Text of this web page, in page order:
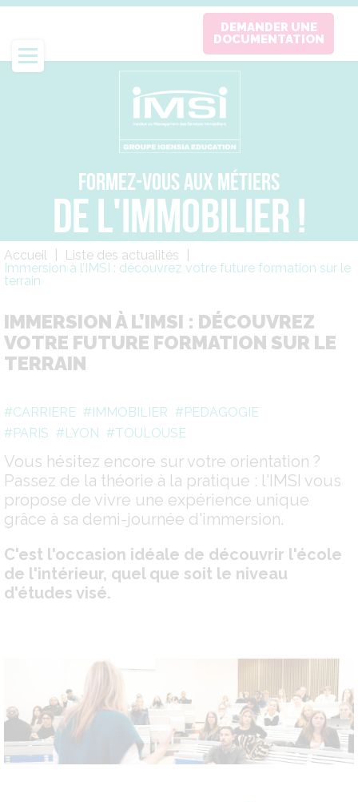
Aller
contenu
principal
DEMANDER UNE
DOCUMENTATION
FORMEZ-VOUS AUX MÉTIERS
DE L'IMMOBILIER !
Fil
d'Ariane
Accueil
Liste des actualités
Immersion à l’IMSI : découvrez votre future formation sur le
terrain
IMMERSION À L’IMSI : DÉCOUVREZ
VOTRE FUTURE FORMATION SUR LE
TERRAIN
#CARRIERE #IMMOBILIER #PEDAGOGIE
#PARIS #LYON #TOULOUSE
Vous hésitez encore sur votre orientation ?
Passez de la théorie à la pratique : l'IMSI vous
propose de vivre une expérience unique
grâce à sa demi-journée d'immersion.
C'est l'occasion idéale de découvrir l'école
de l'intérieur, quel que soit le niveau
d'études visé.